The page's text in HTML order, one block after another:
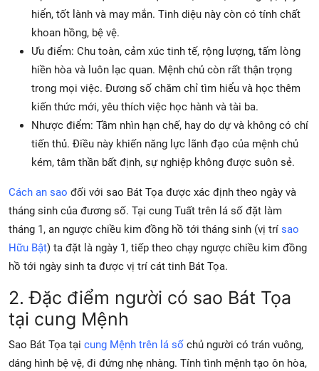
hiển, tốt lành và may mắn. Tinh diệu này còn có tính chất
khoan hồng, bệ vệ.
Ưu điểm: Chu toàn, cảm xúc tinh tế, rộng lượng, tấm lòng
hiền hòa và luôn lạc quan. Mệnh chủ còn rất thận trọng
trong mọi việc. Đương số chăm chỉ tìm hiểu và học thêm
kiến thức mới, yêu thích việc học hành và tài ba.
Nhược điểm: Tầm nhìn hạn chế, hay do dự và không có chí
tiến thủ. Điều này khiến năng lực lãnh đạo của mệnh chủ
kém, tâm thần bất định, sự nghiệp không được suôn sẻ.
Cách an sao đối với sao Bát Tọa được xác định theo ngày và
tháng sinh của đương số. Tại cung Tuất trên lá số đặt làm
tháng 1, an ngược chiều kim đồng hồ tới tháng sinh (vị trí sao
Hữu Bật) ta đặt là ngày 1, tiếp theo chạy ngược chiều kim đồng
hồ tới ngày sinh ta được vị trí cát tinh Bát Tọa.
2. Đặc điểm người có sao Bát Tọa
tại cung Mệnh
Sao Bát Tọa tại cung Mệnh trên lá số chủ người có trán vuông,
dáng hình bệ vệ, đi đứng nhẹ nhàng. Tính tình mệnh tạo ôn hòa,